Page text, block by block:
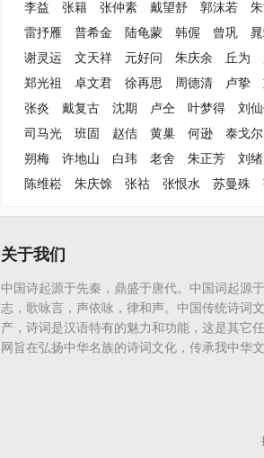
李益
张籍 张仲素 戴望舒 郭沫若
雷抒雁
普希金 陆龟蒙 韩偓 曾巩
谢灵运
文天祥 元好问 朱庆余 丘为
郑光祖
卓文君 徐再思 周德清 卢挚
张炎
戴复古 沈期 卢仝 叶梦得 刘
司马光
班固 赵佶 黄巢 何逊 泰戈尔
朔梅
许地山 白玮 老舍 朱正芳 刘
陈维崧
朱庆馀 张祜 张恨水 苏曼殊
关于我们
中国诗起源于先秦，鼎盛于唐代。中国词起源
志，歌咏言，声依咏，律和声。中国传统诗词
产，诗词是汉语特有的魅力和功能，这是其它
网旨在弘扬中华名族的诗词文化，传承我中华文